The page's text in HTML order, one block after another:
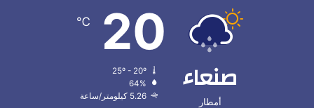
صنعاء
أمطار
20
℃
64%
5.26 كيلومتر/ساعة